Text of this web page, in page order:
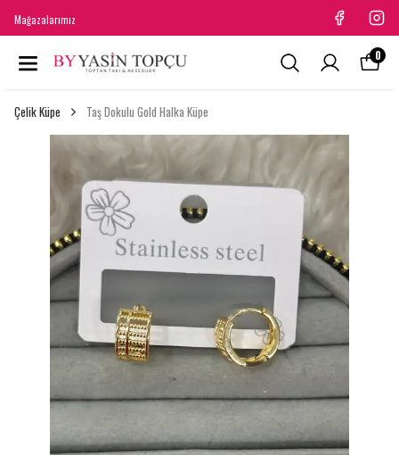
Mağazalarımız
0
Çelik Küpe Taş Dokulu Gold Halka Küpe